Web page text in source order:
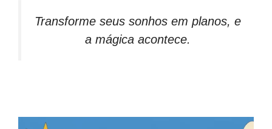
Transforme seus sonhos em planos, e
a mágica acontece.